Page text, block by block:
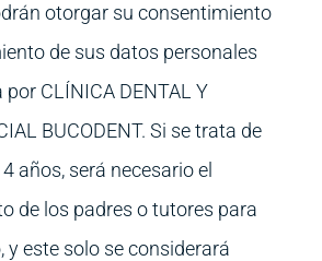
otorgar su consentimiento
de sus datos personales
CLÍNICA DENTAL Y
BUCODENT. Si se trata de
años, será necesario el
de los padres o tutores para
y este solo se considerará